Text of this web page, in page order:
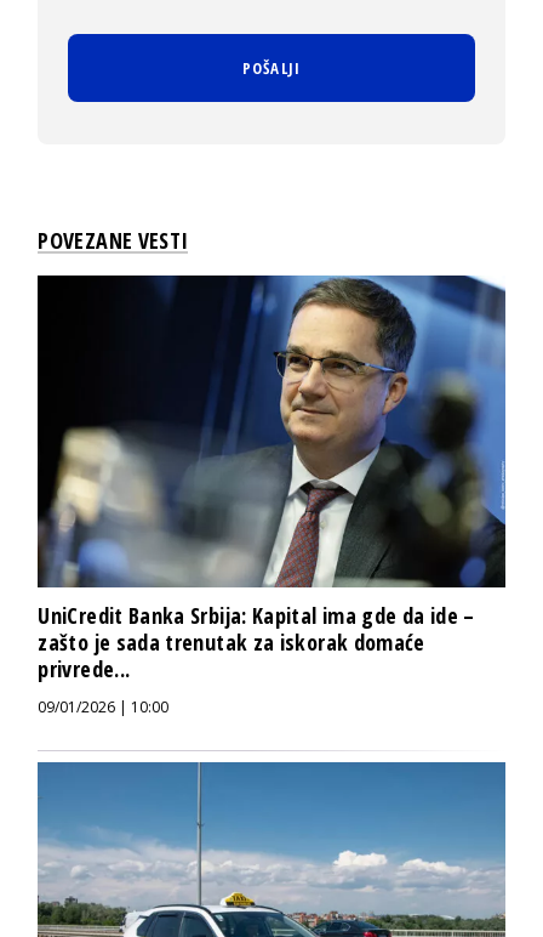
POVEZANE VESTI
UniCredit Banka Srbija: Kapital ima gde da ide –
zašto je sada trenutak za iskorak domaće
privrede...
09/01/2026 | 10:00